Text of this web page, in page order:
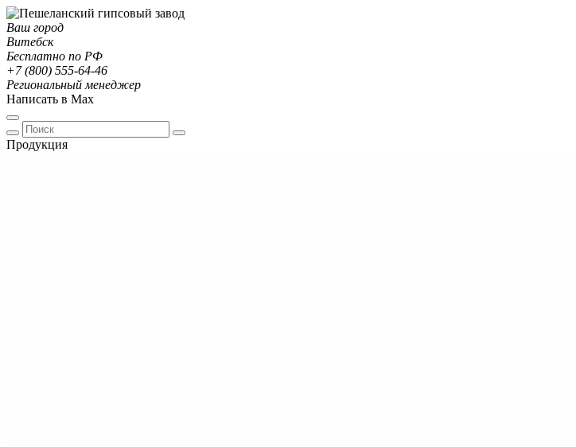
Ваш город
Витебск
Бесплатно по РФ
+7 (800) 555-64-46
Региональный менеджер
Написать в Max
Продукция